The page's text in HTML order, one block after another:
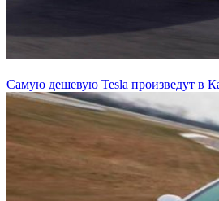
Самую дешевую Tesla произведут в